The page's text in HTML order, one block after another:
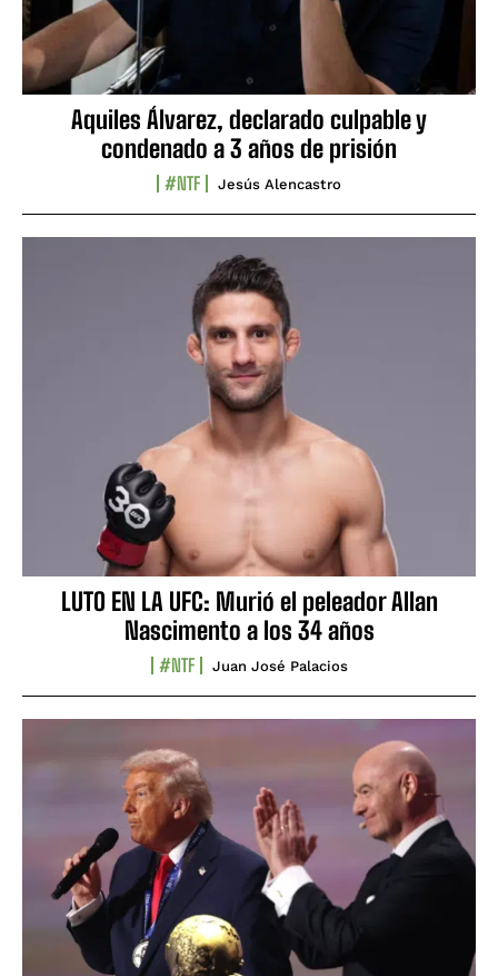
Aquiles Álvarez, declarado culpable y
condenado a 3 años de prisión
#NTF Jesús Alencastro
LUTO EN LA UFC: Murió el peleador Allan
Nascimento a los 34 años
#NTF Juan José Palacios